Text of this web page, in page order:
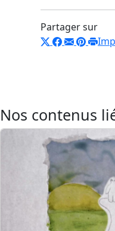
Partager sur
Nos contenus